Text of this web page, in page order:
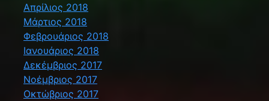
Απρίλιος 2018
Μάρτιος 2018
Φεβρουάριος 2018
Ιανουάριος 2018
Δεκέμβριος 2017
Νοέμβριος 2017
Οκτώβριος 2017